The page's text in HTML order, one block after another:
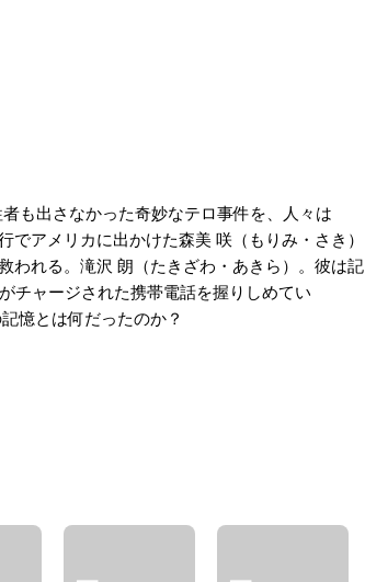
も出さなかった奇妙なテロ事件を、人々は
でアメリカに出かけた森美 咲（もりみ・さき）
われる。滝沢 朗（たきざわ・あきら）。彼は記
チャージされた携帯電話を握りしめてい
憶とは何だったのか？